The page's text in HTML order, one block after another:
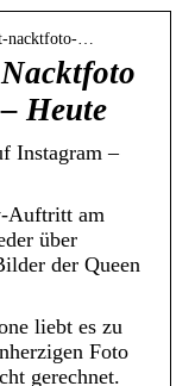
nacktfoto-…
Heute
Instagram –
Auftritt am
über
der Queen
liebt es zu
Foto
gerechnet.